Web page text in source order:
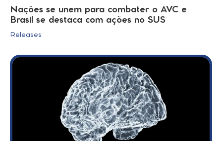
Nações se unem para combater o AVC e
Brasil se destaca com ações no SUS
Releases